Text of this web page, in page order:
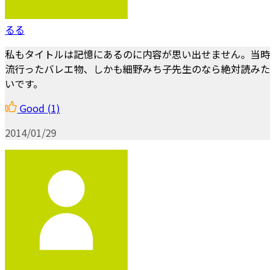
るる
私もタイトルは記憶にあるのに内容が思い出せません。当時
流行ったバレエ物、しかも細野みち子先生のなら絶対読みた
いです。
Good (1)
2014/01/29